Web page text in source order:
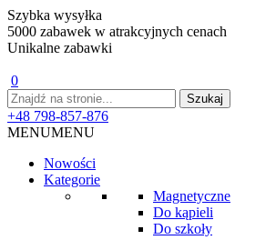
Szybka wysyłka
5000 zabawek w atrakcyjnych cenach
Unikalne zabawki
0
+48 798-857-876
MENUMENU
Nowości
Kategorie
Magnetyczne
Do kąpieli
Do szkoły